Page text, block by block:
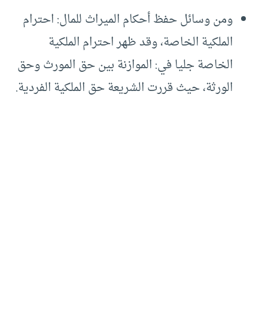
ومن وسائل حفظ أحكام الميراث للمال: احترام
الملكية الخاصة، وقد ظهر احترام الملكية
الخاصة جليا في: الموازنة بين حق المورث وحق
الورثة، حيث قررت الشريعة حق الملكية الفردية.